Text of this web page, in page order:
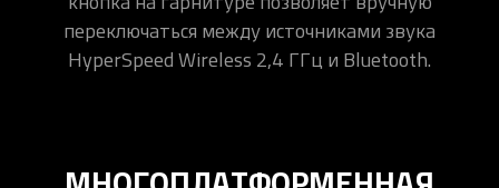
переключаться между источниками звука
HyperSpeed Wireless 2,4 ГГц и Bluetooth.